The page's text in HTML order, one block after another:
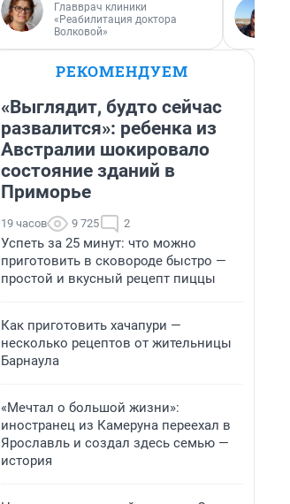
Главврач клиники
«Реабилитация доктора
Волковой»
РЕКОМЕНДУЕМ
«Выглядит, будто сейчас
развалится»: ребенка из
Австралии шокировало
состояние зданий в
Приморье
19 часов 9 725 2
Успеть за 25 минут: что можно
приготовить в сковороде быстро —
простой и вкусный рецепт пиццы
Как приготовить хачапури —
несколько рецептов от жительницы
Барнаула
«Мечтал о большой жизни»:
иностранец из Камеруна переехал в
Ярославль и создал здесь семью —
история